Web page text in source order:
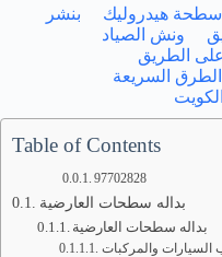
سطحة هيدروليك
بنشر
ونش الصياد
الطريق
السريعة
Table of Contents
97702828
بداله سطحات العارضية
بداله سطحات العارضية
والمركبات